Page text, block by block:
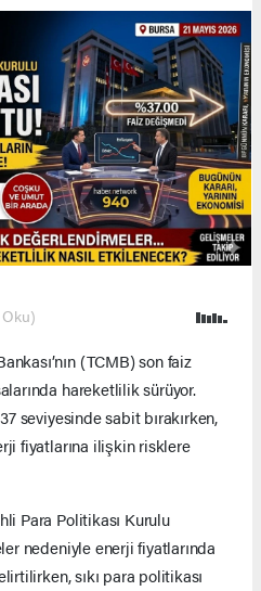
Oku)
(TCMB) son faiz
hareketlilik sürüyor.
seviyesinde sabit bırakırken,
fiyatlarına ilişkin risklere
Para Politikası Kurulu
nedeniyle enerji fiyatlarında
sıkı para politikası